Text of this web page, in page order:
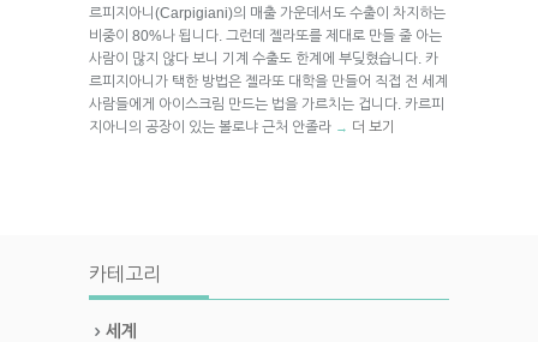
르피지아니(Carpigiani)의 매출 가운데서도 수출이 차지하는
비중이 80%나 됩니다. 그런데 젤라또를 제대로 만들 줄 아는
사람이 많지 않다 보니 기계 수출도 한계에 부딪혔습니다. 카
르피지아니가 택한 방법은 젤라또 대학을 만들어 직접 전 세계
사람들에게 아이스크림 만드는 법을 가르치는 겁니다. 카르피
지아니의 공장이 있는 볼로냐 근처 안졸라 → 더 보기
카테고리
세계